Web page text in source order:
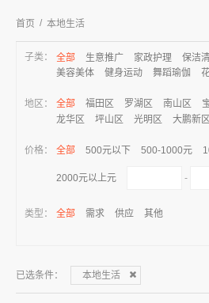
首页 / 本地生活
子类： 全部 生意推广 家政护理 保洁
美容美体
健身运动 舞蹈瑜伽
地区： 全部 福田区 罗湖区 南山区
龙华区
坪山区 光明区 大鹏新区
价格： 全部 500元以下 500-1000元
2000元以上元 -
类型： 全部 需求 供应 其他
已选条件： 本地生活